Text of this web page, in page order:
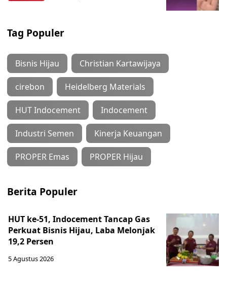
Tag Populer
Bisnis Hijau Christian Kartawijaya
cirebon Heidelberg Materials
HUT Indocement Indocement
Industri Semen Kinerja Keuangan
PROPER Emas PROPER Hijau
Berita Populer
HUT ke-51, Indocement Tancap Gas
Perkuat Bisnis Hijau, Laba Melonjak
19,2 Persen
5 Agustus 2026